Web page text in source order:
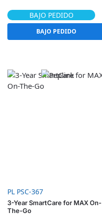
BAJO PEDIDO
BAJO PEDIDO
PL PSC-367
3-Year SmartCare for MAX On-
The-Go